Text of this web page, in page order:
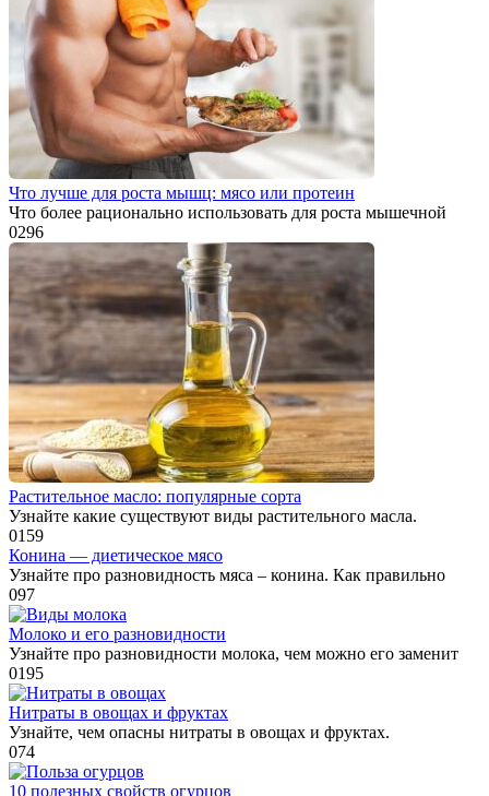
Что лучше для роста мышц: мясо или протеин
Что более рационально использовать для роста мышечной
0296
Растительное масло: популярные сорта
Узнайте какие существуют виды растительного масла.
0159
Конина — диетическое мясо
Узнайте про разновидность мяса – конина. Как правильно
097
Молоко и его разновидности
Узнайте про разновидности молока, чем можно его заменит
0195
Нитраты в овощах и фруктах
Узнайте, чем опасны нитраты в овощах и фруктах.
074
10 полезных свойств огурцов